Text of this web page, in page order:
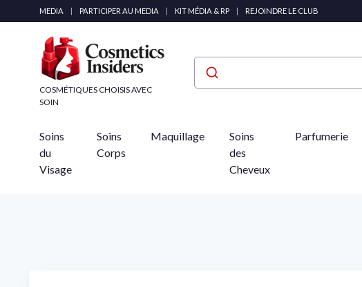
MEDIA | PARTICIPER AU MEDIA | KIT MÉDIA & RP | REJOINDRE LE CLUB
COSMÉTIQUES CHOISIS AVEC
SOIN
Soins
du
Visage
Soins
Corps
Maquillage
Soins
des
Cheveux
Parfumerie
Panneau de gestion des cookies